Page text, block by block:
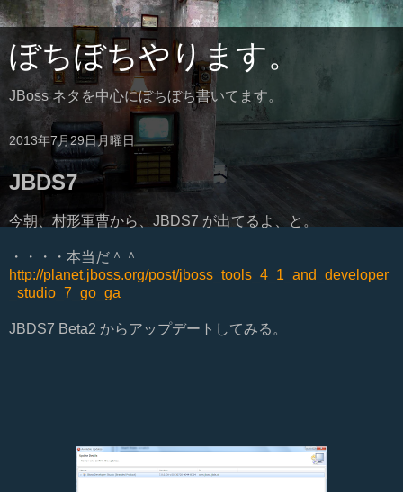
ぼちぼちやります。
JBoss ネタを中心にぼちぼち書いてます。
2013年7月29日月曜日
JBDS7
今朝、村形軍曹から、JBDS7 が出てるよ、と。
・・・・本当だ＾＾
http://planet.jboss.org/post/jboss_tools_4_1_and_developer
_studio_7_go_ga
JBDS7 Beta2 からアップデートしてみる。